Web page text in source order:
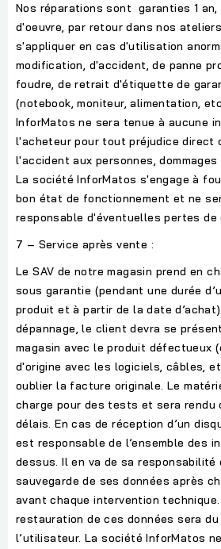
Nos réparations sont garanties 1 an,
d'oeuvre, par retour dans nos
s'appliquer en cas d'utilisation
modification, d'accident, de panne
foudre, de retrait d'étiquette de
(notebook, moniteur, alimentation,
InforMatos ne sera tenue à aucune
l'acheteur pour tout préjudice direct
l'accident aux personnes, dommages
La société InforMatos s'engage à
bon état de fonctionnement et ne
responsable d'éventuelles pertes de
7 – Service après vente :
Le SAV de notre magasin prend en
sous garantie (pendant une durée
produit et à partir de la date
dépannage, le client devra se
magasin avec le produit défectueux
d'origine avec les logiciels, câbles,
oublier la facture originale. Le
charge pour des tests et sera rendu
délais. En cas de réception d’un
est responsable de l’ensemble des
dessus. Il en va de sa responsabilité
sauvegarde de ses données après
avant chaque intervention technique.
restauration de ces données sera
l’utilisateur. La société InforMatos